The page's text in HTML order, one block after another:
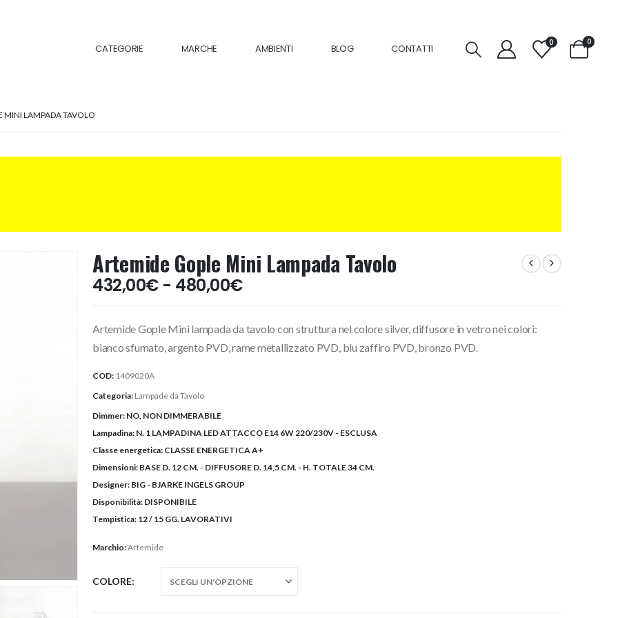
CATEGORIE MARCHE AMBIENTI BLOG CONTATTI
0 0
MINI LAMPADA TAVOLO
Artemide Gople Mini Lampada Tavolo
432,00€ - 480,00€Fascia
di
da
432,00€
Artemide Gople Mini lampada da tavolo con struttura nel colore silver, diffusore in vetro nei colori:
bianco sfumato, argento PVD, rame metallizzato PVD, blu zaffiro PVD, bronzo PVD.
COD: 1409020A
Categoria: Lampade da Tavolo
Dimmer: NO, NON DIMMERABILE
Lampadina: N. 1 LAMPADINA LED ATTACCO E14 6W 220/230V - ESCLUSA
Classe energetica: CLASSE ENERGETICA A+
Dimensioni: BASE D. 12 CM. - DIFFUSORE D. 14,5 CM. - H. TOTALE 34 CM.
Designer: BIG - BJARKE INGELS GROUP
Disponibilità: DISPONIBILE
Tempistica: 12 / 15 GG. LAVORATIVI
Marchio:Artemide
COLORE